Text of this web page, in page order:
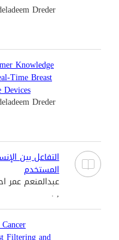
Dreder
Knowledge
Time Breast
Dreder
التفاعل بين
المستخدم
عبدالمنعم عمر
, .